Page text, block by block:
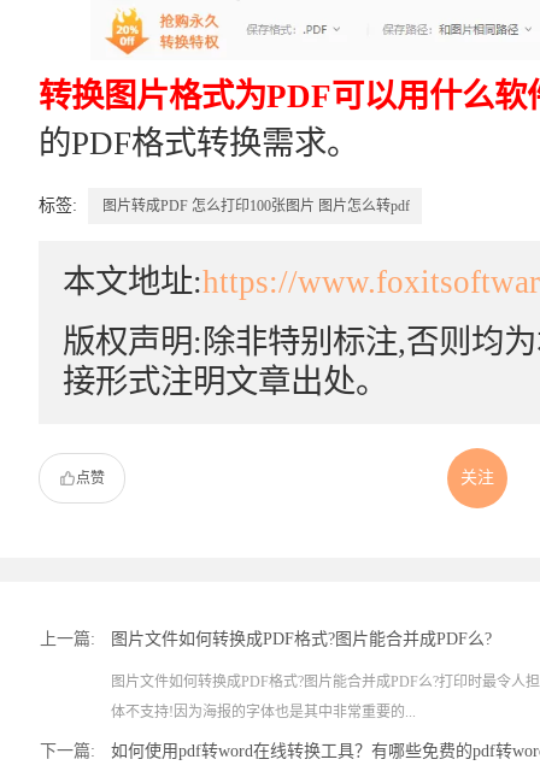
转换图片格式为PDF可以用什么软
的PDF格式转换需求。
标签: 图片转成PDF 怎么打印100张图片 图片怎么转pdf
本文地址:https://
版权声明:除非特别标注,否则均
接形式注明文章出处。
点赞 关注
上一篇: 图片文件如何转换成PDF格式?图片能合并成PDF么?
图片文件如何转换成PDF格式?图片能合并成PDF么?打印时最令人
体不支持!因为海报的字体也是其中非常重要的...
下一篇: 如何使用pdf转word在线转换工具？有哪些免费的pdf转